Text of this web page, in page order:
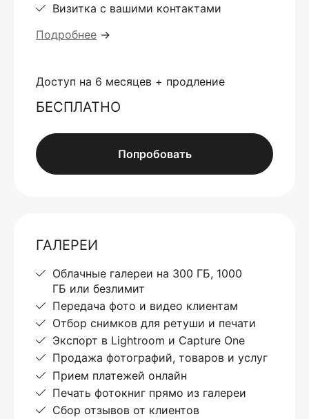
Визитка с вашими контактами
Подробнее →
Доступ на 6 месяцев + продление
БЕСПЛАТНО
Попробовать
ГАЛЕРЕИ
Облачные галереи на 300 ГБ, 1000
ГБ или безлимит
Передача фото и видео клиентам
Отбор снимков для ретуши и печати
Экспорт в Lightroom и Capture One
Продажа фотографий, товаров и услуг
Прием платежей онлайн
Печать фотокниг прямо из галереи
Сбор отзывов от клиентов